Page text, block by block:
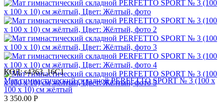
КОД: s4363_16C1
Мат гимнастический складной PERFETTO SPORT № 3 (100 х
100 х 10) см жёлтый
3 350.00 Р